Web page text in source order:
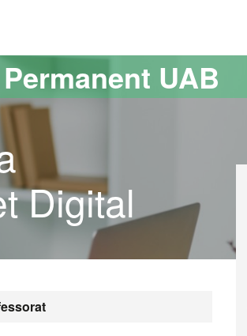
UAB
Digital